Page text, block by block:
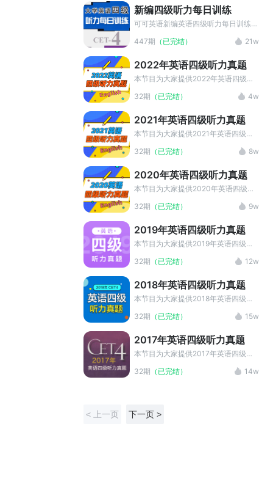
考生顺利通过四级听力考试关，在四级
考试中取得好成绩。
新编四级听力每日训练
可可英语新编英语四级听力每日训练练
天连一点，轻轻松松提高听力水平，循
型长短对话及短文听力!
447期 （已完结） 21w
2022年英语四级听力真题
本节目为大家提供2022年英语四级听
是英语四级听力训练的最佳材料选择。
32期 （已完结） 4w
2021年英语四级听力真题
本节目为大家提供2021年英语四级听
是英语四级听力训练的最佳材料选择。
32期 （已完结） 8w
2020年英语四级听力真题
本节目为大家提供2020年英语四级听
是英语四级听力训练的最佳材料选择。
32期 （已完结） 9w
2019年英语四级听力真题
本节目为大家提供2019年英语四级听
是英语四级听力训练的最佳材料选择。
32期 （已完结） 12w
2018年英语四级听力真题
本节目为大家提供2018年英语四级听
是英语四级听力训练的最佳材料选择。
32期 （已完结） 15w
2017年英语四级听力真题
本节目为大家提供2017年英语四级听
是英语四级听力训练的最佳材料选择。
32期 （已完结） 14w
< 上一页 下一页 >